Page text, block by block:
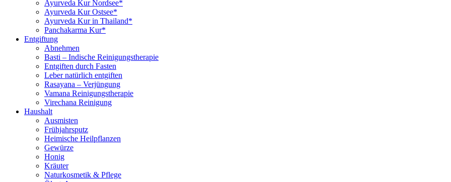
Ayurveda Kur Nordsee*
Ayurveda Kur Ostsee*
Ayurveda Kur in Thailand*
Panchakarma Kur*
Entgiftung
Abnehmen
Basti – Indische Reinigungstherapie
Entgiften durch Fasten
Leber natürlich entgiften
Rasayana – Verjüngung
Vamana Reinigungstherapie
Virechana Reinigung
Haushalt
Ausmisten
Frühjahrsputz
Heimische Heilpflanzen
Gewürze
Honig
Kräuter
Naturkosmetik & Pflege